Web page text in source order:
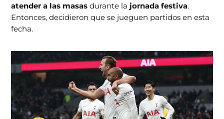
atender a las masasdurante la jornada festiva.
Entonces, decidieron que se jueguen partidos en esta
fecha.